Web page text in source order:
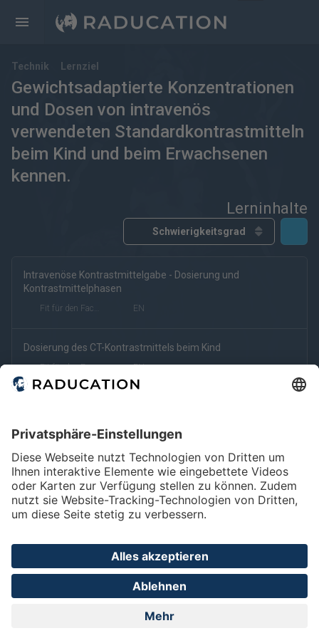
Technik Lernziel
Gewichtsadaptierte Konzentrationen
und Dosen von intravenös
verwendeten Standardkontrastmitteln
beim Kind und beim Erwachsenen
kennen.
Lerninhalte
kostenfrei kostenpflichtig Deutsch Englisch
eRef
Intravenöse Kontrastmittelgabe - Dosierung und
Kontrastmittelphasen
Fit für den Facharzt EN
Dosierung des CT-Kontrastmittels beim Kind
Fit für den Facharzt EN
Fit für den Dienst
Impressum